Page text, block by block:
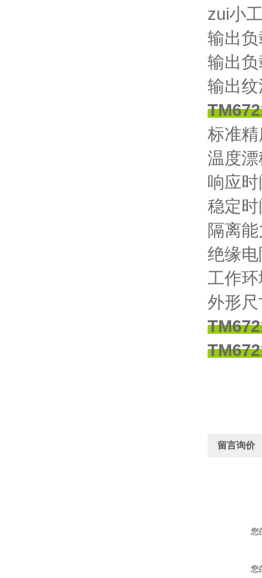
zui小
输出
输出
输出
标准
温度
响应
稳定
隔离
绝缘
工作
外形
留言询价
您
您